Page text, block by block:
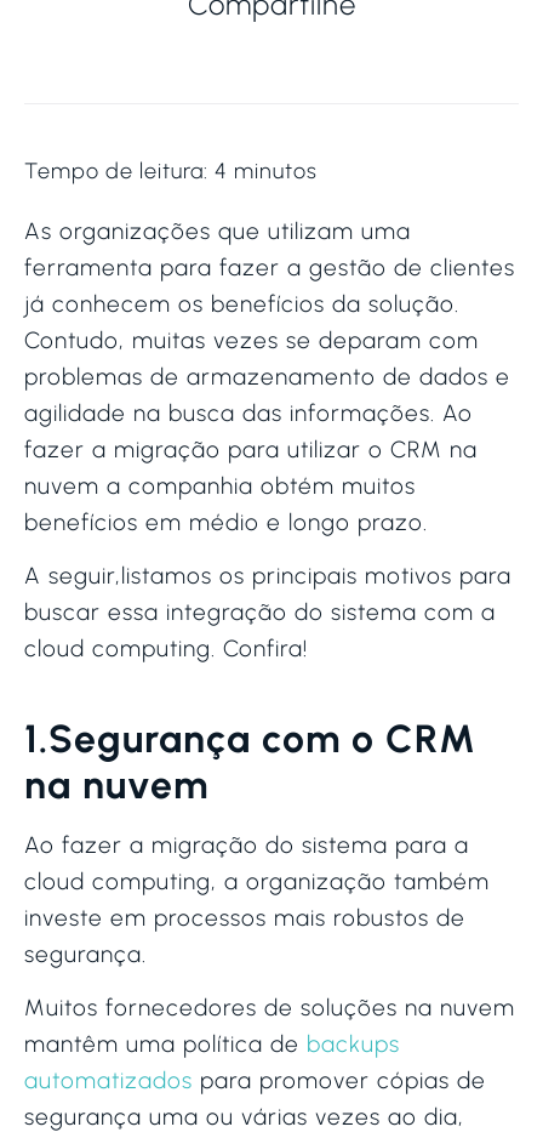
Tempo de leitura: 4 minutos
As organizações que utilizam uma
ferramenta para fazer a gestão de clientes
já conhecem os benefícios da solução.
Contudo, muitas vezes se deparam com
problemas de armazenamento de dados e
agilidade na busca das informações. Ao
fazer a migração para utilizar o CRM na
nuvem a companhia obtém muitos
benefícios em médio e longo prazo.
A seguir,listamos os principais motivos para
buscar essa integração do sistema com a
cloud computing. Confira!
1.Segurança com o CRM
na nuvem
Ao fazer a migração do sistema para a
cloud computing, a organização também
investe em processos mais robustos de
segurança.
Muitos fornecedores de soluções na nuvem
mantêm uma política de backups
automatizados para promover cópias de
segurança uma ou várias vezes ao dia,